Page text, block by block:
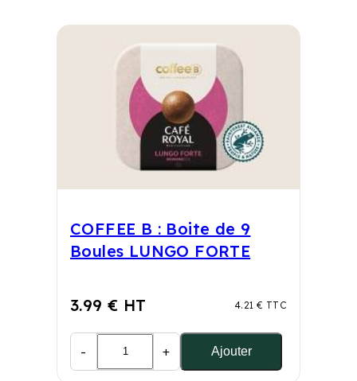
COFFEE B : Boite de 9
Boules LUNGO FORTE
3.99 € HT 4.21 € TTC
- + Ajouter